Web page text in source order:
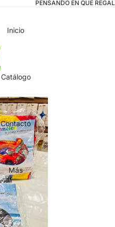
PENSANDO EN QUE
Inicio
Catálogo
Contacto
Más